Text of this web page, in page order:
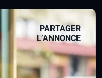
PARTAGER
L’ANNONCE